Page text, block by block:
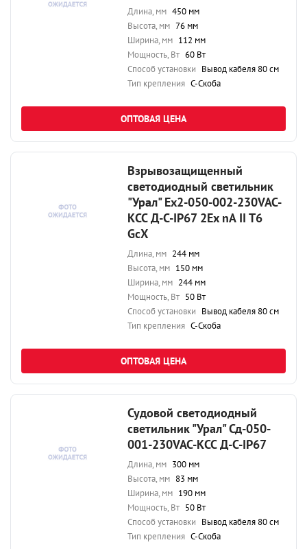
Длина, мм 450 мм
Высота, мм 76 мм
Ширина, мм 112 мм
Мощность, Вт 60 Вт
Способ установки Вывод кабеля 80 см
Тип крепления С-Скоба
ОПТОВАЯ ЦЕНА
Взрывозащищенный
светодиодный светильник
"Урал" Ex2-050-002-230VAC-
КСС Д-С-IP67 2Ex nA II T6
GcX
Длина, мм 244 мм
Высота, мм 150 мм
Ширина, мм 244 мм
Мощность, Вт 50 Вт
Способ установки Вывод кабеля 80 см
Тип крепления С-Скоба
ОПТОВАЯ ЦЕНА
Судовой светодиодный
светильник "Урал" Сд-050-
001-230VAC-КСС Д-С-IP67
Длина, мм 300 мм
Высота, мм 83 мм
Ширина, мм 190 мм
Мощность, Вт 50 Вт
Способ установки Вывод кабеля 80 см
Тип крепления С-Скоба